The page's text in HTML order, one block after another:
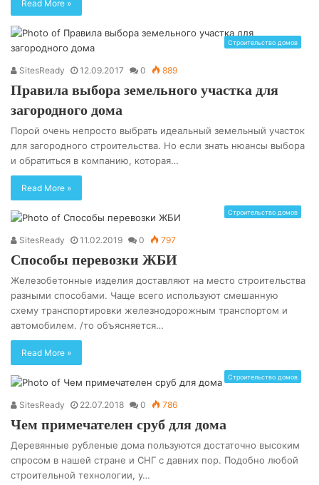
Read More »
Строительство домов
SitesReady 12.09.2017 0 889
Правила выбора земельного участка для
загородного дома
Порой очень непросто выбрать идеальный земельный участок
для загородного строительства. Но если знать нюансы выбора
и обратиться в компанию, которая…
Read More »
Строительство домов
SitesReady 11.02.2019 0 797
Способы перевозки ЖБИ
Железобетонные изделия доставляют на место строительства
разными способами. Чаще всего используют смешанную
схему транспортировки железнодорожным транспортом и
автомобилем. /то объясняется…
Read More »
Строительство домов
SitesReady 22.07.2018 0 786
Чем примечателен сруб для дома
Деревянные рубленые дома пользуются достаточно высоким
спросом в нашей стране и СНГ с давних пор. Подобно любой
строительной технологии, у…